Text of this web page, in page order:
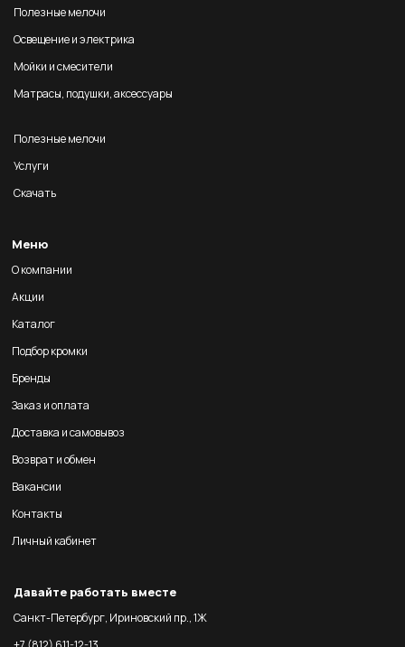
Полезные мелочи
Освещение и электрика
Мойки и смесители
Матрасы, подушки, аксессуары
Полезные мелочи
Услуги
Скачать
Меню
О компании
Акции
Каталог
Подбор кромки
Бренды
Заказ и оплата
Доставка и самовывоз
Возврат и обмен
Вакансии
Контакты
Личный кабинет
Давайте работать вместе
Санкт-Петербург, Ириновский пр., 1Ж